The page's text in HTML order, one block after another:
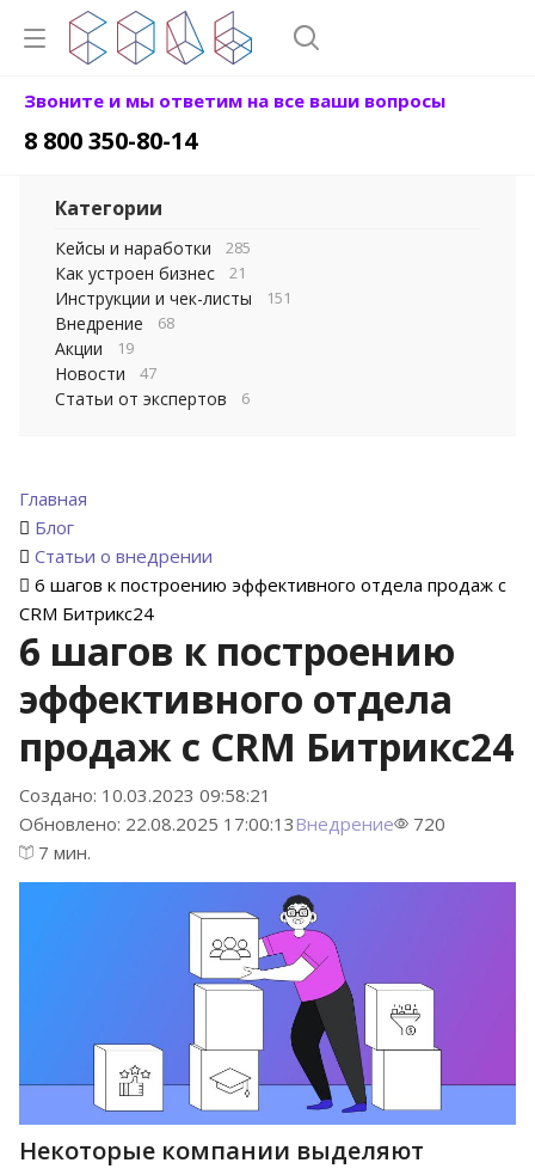
Звоните и мы ответим на все ваши вопросы
8 800 350-80-14
Главная
Блог
Статьи о внедрении
6 шагов к построению эффективного отдела продаж c
CRM Битрикс24
6 шагов к построению
эффективного отдела
продаж c CRM Битрикс24
Создано: 10.03.2023 09:58:21
Обновлено: 22.08.2025 17:00:13Внедрение
720
7 мин.
Некоторые компании выделяют
Категории
Кейсы и наработки 285
Как устроен бизнес 21
Инструкции и чек-листы 151
Внедрение 68
Акции 19
Новости 47
Статьи от экспертов 6